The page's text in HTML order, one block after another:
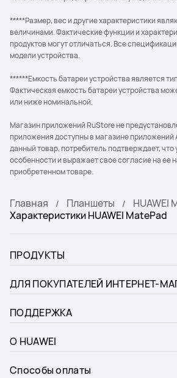
*****Размер, вес и другие характеристики
величинами. Фактические функции и
продуктов могут отличаться. Все
модели устройства.
******Емкость батареи устройства является
Фактическая емкость батареи устройства
или ниже номинальной.
Магазин приложений RuStore не
приложения доступны в магазине приложений
данный товар, потребитель подтверждает, что
особенности и выражает свое согласие на ее
приобретенном товаре.
Главная Планшеты
HUAWEI
Характеристики HUAWEI MatePad
ПРОДУКТЫ
ДЛЯ ПОКУПАТЕЛЕЙ ИНТЕРНЕТ-
ПОДДЕРЖКА
О HUAWEI
Способы оплаты